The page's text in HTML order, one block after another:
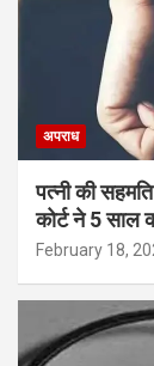
अपराध
पत्नी की
कोर्ट ने 5 साल
February 18,